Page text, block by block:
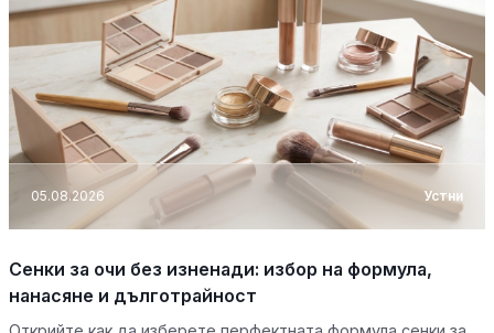
05.08.2026 Устни
Сенки за очи без изненади: избор на формула,
нанасяне и дълготрайност